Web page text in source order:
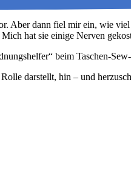
Aber dann fiel mir ein, wie
hat sie einige Nerven
beim Taschen-
darstellt, hin – und